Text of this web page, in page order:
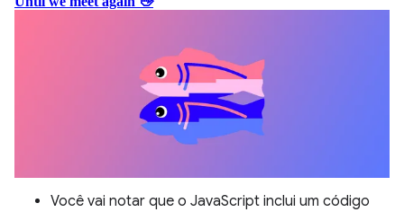
Você vai notar que o JavaScript inclui um código